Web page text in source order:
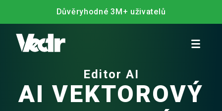
Důvěryhodné 3M+ uživatelů
Editor AI
AI VEKTOROVÝ